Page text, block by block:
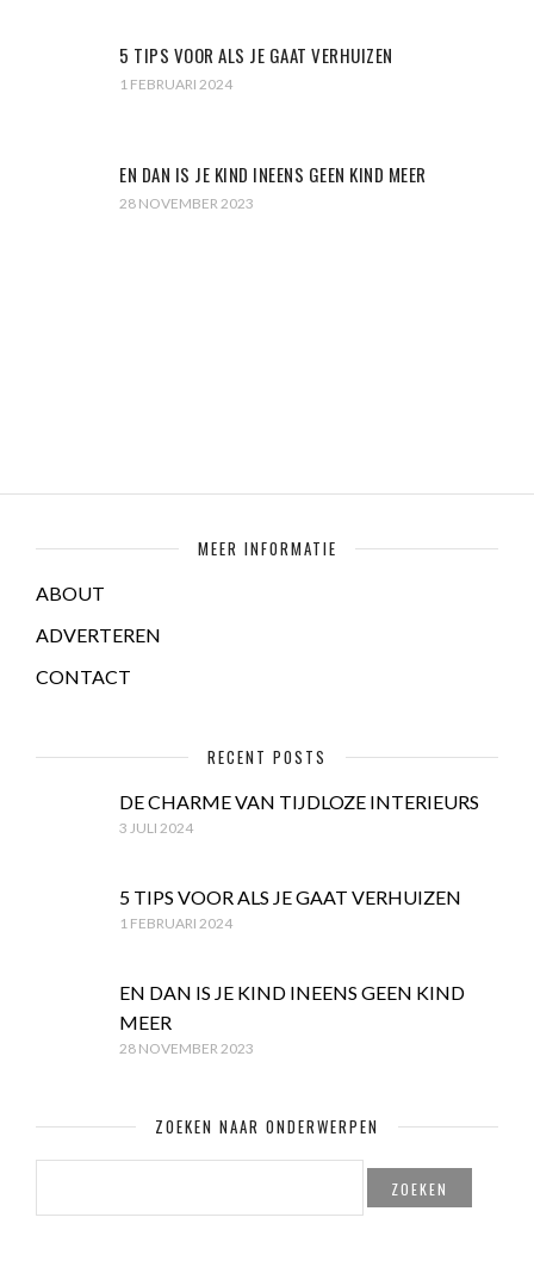
5 TIPS VOOR ALS JE GAAT VERHUIZEN
1 FEBRUARI 2024
EN DAN IS JE KIND INEENS GEEN KIND MEER
28 NOVEMBER 2023
MEER INFORMATIE
ABOUT
ADVERTEREN
CONTACT
RECENT POSTS
DE CHARME VAN TIJDLOZE INTERIEURS
3 JULI 2024
5 TIPS VOOR ALS JE GAAT VERHUIZEN
1 FEBRUARI 2024
EN DAN IS JE KIND INEENS GEEN KIND
MEER
28 NOVEMBER 2023
ZOEKEN NAAR ONDERWERPEN
ZOEKEN